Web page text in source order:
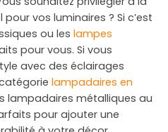
vos luminaires ? Si c’est
ou les lampes
pour vous. Si vous
avec des éclairages
lampadaires en
lampadaires métalliques au
pour ajouter une